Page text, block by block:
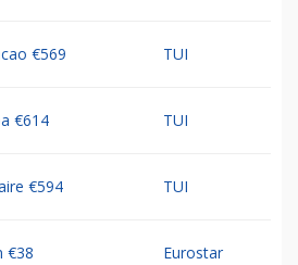
€569 TUI
€614 TUI
€594 TUI
€38 Eurostar